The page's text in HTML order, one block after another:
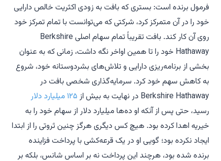
فرمول برنده است: بستری که بافت به زودی اکثریت خالص دارایی
خود را در آن متمرکز کرد، شرکتی که می‌توانست با تمام تمرکز خود
روی آن کار کند. بافت تقریباً تمام سهام اصلی Berkshire
Hathaway خود را تا همین اواخر نگه داشت، زمانی که به عنوان
بخشی از برنامه‌ریزی دارایی و تلاش‌های بشردوستانه خود، شروع
به کاهش سهم خود کرد. سرمایه‌گذاری شخصی بافت در
Berkshire Hathaway در نهایت به بیش از
۱۲۵ میلیارد دلار
رسید، حتی پس از آنکه او ده‌ها میلیارد دلار از سهام خود را به
خیریه اهدا کرده بود. هیچ کس دیگری هرگز چنین ثروتی را از ابتدا
ایجاد نکرده بود؛ گویی او در یک قرعه‌کشی با پرداخت فزاینده
برنده شده بود، هرچند این پرداخت نه بر اساس شانس، بلکه بر